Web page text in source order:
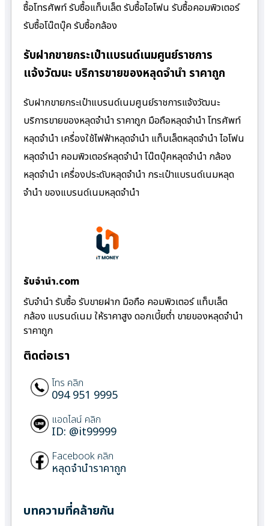
ซื้อโทรศัพท์ รับซื้อแท็บเล็ต รับซื้อไอโฟน รับซื้อคอมพิวเตอร์
รับซื้อโน๊ตบุ๊ค รับซื้อกล้อง
รับฝากขายกระเป๋าแบรนด์เนมศูนย์ราชการ
แจ้งวัฒนะ บริการขายของหลุดจำนำ ราคาถูก
รับฝากขายกระเป๋าแบรนด์เนมศูนย์ราชการแจ้งวัฒนะ
บริการขายของหลุดจำนำ ราคาถูก มือถือหลุดจำนำ โทรศัพท์
หลุดจำนำ เครื่องใช้ไฟฟ้าหลุดจำนำ แท็บเล็ตหลุดจำนำ ไอโฟน
หลุดจำนำ คอมพิวเตอร์หลุดจำนำ โน๊ตบุ๊คหลุดจำนำ กล้อง
หลุดจำนำ เครื่องประดับหลุดจำนำ กระเป๋าแบรนด์เนมหลุด
จำนำ ของแบรนด์เนมหลุดจำนำ
รับจํานํา.com
รับจำนำ รับซื้อ รับขายฝาก มือถือ คอมพิวเตอร์ แท็บเล็ต
กล้อง แบรนด์เนม ให้ราคาสูง ดอกเบี้ยต่ำ ขายของหลุดจำนำ
ราคาถูก
ติดต่อเรา
โทร คลิก
094 951 9995
แอดไลน์ คลิก
ID: @it99999
Facebook คลิก
หลุดจำนำราคาถูก
บทความที่คล้ายกัน